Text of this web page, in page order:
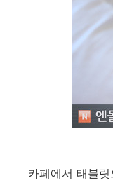
카페에서 태블